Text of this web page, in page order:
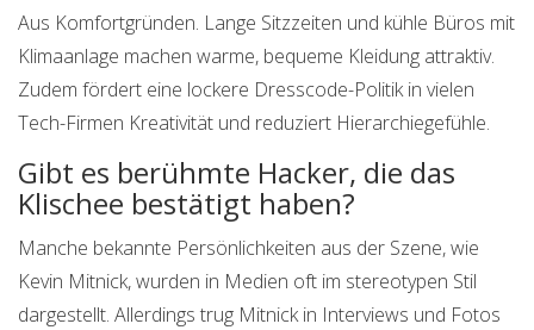
Aus Komfortgründen. Lange Sitzzeiten und kühle Büros mit
Klimaanlage machen warme, bequeme Kleidung attraktiv.
Zudem fördert eine lockere Dresscode-Politik in vielen
Tech-Firmen Kreativität und reduziert Hierarchiegefühle.
Gibt es berühmte Hacker, die das
Klischee bestätigt haben?
Manche bekannte Persönlichkeiten aus der Szene, wie
Kevin Mitnick, wurden in Medien oft im stereotypen Stil
dargestellt. Allerdings trug Mitnick in Interviews und Fotos